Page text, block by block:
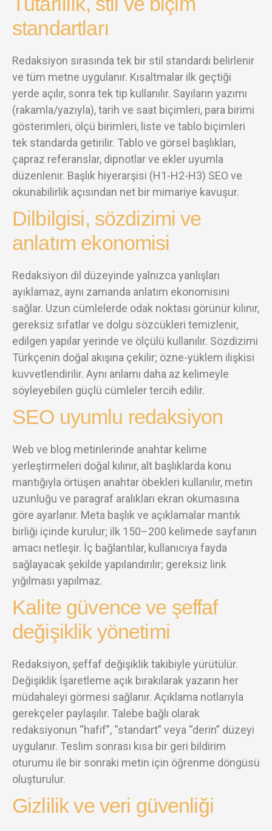
standartları
Redaksiyon sırasında tek bir stil standardı belirlenir
ve tüm metne uygulanır. Kısaltmalar ilk geçtiği
yerde açılır, sonra tek tip kullanılır. Sayıların yazımı
(rakamla/yazıyla), tarih ve saat biçimleri, para birimi
gösterimleri, ölçü birimleri, liste ve tablo biçimleri
tek standarda getirilir. Tablo ve görsel başlıkları,
çapraz referanslar, dipnotlar ve ekler uyumla
düzenlenir. Başlık hiyerarşisi (H1-H2-H3) SEO ve
okunabilirlik açısından net bir mimariye kavuşur.
Dilbilgisi, sözdizimi ve
anlatım ekonomisi
Redaksiyon dil düzeyinde yalnızca yanlışları
ayıklamaz, aynı zamanda anlatım ekonomisini
sağlar. Uzun cümlelerde odak noktası görünür kılınır,
gereksiz sıfatlar ve dolgu sözcükleri temizlenir,
edilgen yapılar yerinde ve ölçülü kullanılır. Sözdizimi
Türkçenin doğal akışına çekilir; özne-yüklem ilişkisi
kuvvetlendirilir. Aynı anlamı daha az kelimeyle
söyleyebilen güçlü cümleler tercih edilir.
SEO uyumlu redaksiyon
Web ve blog metinlerinde anahtar kelime
yerleştirmeleri doğal kılınır, alt başlıklarda konu
mantığıyla örtüşen anahtar öbekleri kullanılır, metin
uzunluğu ve paragraf aralıkları ekran okumasına
göre ayarlanır. Meta başlık ve açıklamalar mantık
birliği içinde kurulur; ilk 150–200 kelimede sayfanın
amacı netleşir. İç bağlantılar, kullanıcıya fayda
sağlayacak şekilde yapılandırılır; gereksiz link
yığılması yapılmaz.
Kalite güvence ve şeffaf
değişiklik yönetimi
Redaksiyon, şeffaf değişiklik takibiyle yürütülür.
Değişiklik İşaretleme açık bırakılarak yazarın her
müdahaleyi görmesi sağlanır. Açıklama notlarıyla
gerekçeler paylaşılır. Talebe bağlı olarak
redaksiyonun “hafif”, “standart” veya “derin” düzeyi
uygulanır. Teslim sonrası kısa bir geri bildirim
oturumu ile bir sonraki metin için öğrenme döngüsü
oluşturulur.
Gizlilik ve veri güvenliği